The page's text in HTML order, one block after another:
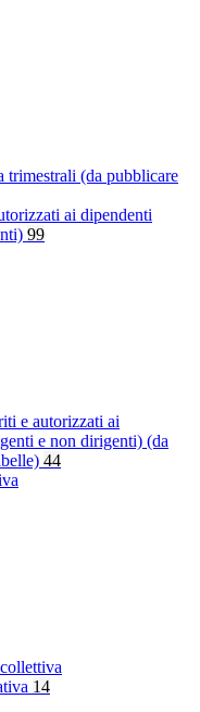
trimestrali (da pubblicare
ai dipendenti
99
e autorizzati ai
e non dirigenti) (da
44
14